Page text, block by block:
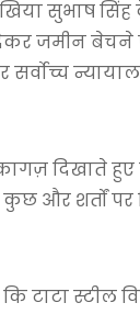
सुभाष सिंह
जमीन
दिखाते
और शर्तों पर
कि टाटा